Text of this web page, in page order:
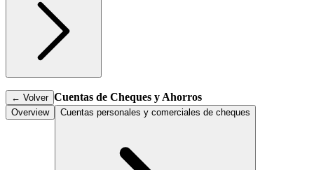
← Volver Cuentas de Cheques y Ahorros
Overview Cuentas personales y comerciales de cheques